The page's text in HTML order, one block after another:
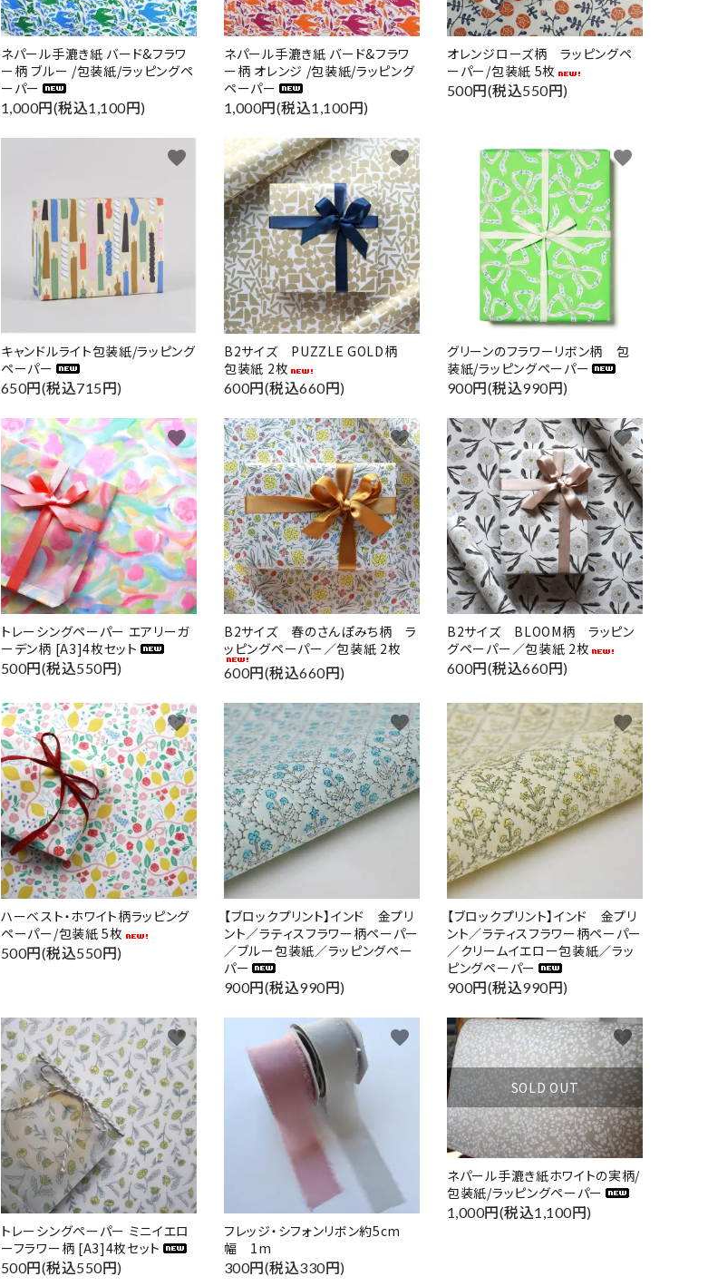
ネパール手漉き紙 バード&フラワ
ー柄 ブルー /包装紙/ラッピングペ
ーパー
1,000円(税込1,100円)
ネパール手漉き紙 バード&フラワ
ー柄 オレンジ /包装紙/ラッピング
ペーパー
1,000円(税込1,100円)
オレンジローズ柄 ラッピングペ
ーパー/包装紙 5枚
500円(税込550円)
キャンドルライト包装紙/ラッピング
ペーパー
650円(税込715円)
favorite
B2サイズ PUZZLE GOLD柄
包装紙 2枚
600円(税込660円)
favorite
グリーンのフラワーリボン柄 包
装紙/ラッピングペーパー
900円(税込990円)
favorite
トレーシングペーパー エアリーガ
ーデン柄 [A3]4枚セット
500円(税込550円)
favorite
B2サイズ 春のさんぽみち柄 ラ
ッピングペーパー／包装紙 2枚
600円(税込660円)
favorite
B2サイズ BLOOM柄 ラッピン
グペーパー／包装紙 2枚
600円(税込660円)
favorite
ハーベスト・ホワイト柄ラッピング
ペーパー/包装紙 5枚
500円(税込550円)
favorite
【ブロックプリント】インド 金プリ
ント／ラティスフラワー柄ペーパー
／ブルー包装紙／ラッピングペー
パー
900円(税込990円)
favorite
【ブロックプリント】インド 金プリ
ント／ラティスフラワー柄ペーパー
／クリームイエロー包装紙／ラッ
ピングペーパー
900円(税込990円)
favorite
トレーシングペーパー ミニイエロ
ーフラワー柄 [A3]4枚セット
500円(税込550円)
favorite
フレッジ・シフォンリボン約5cm
幅 1m
300円(税込330円)
favorite
SOLD OUT
ネパール手漉き紙ホワイトの実柄/
包装紙/ラッピングペーパー
1,000円(税込1,100円)
favorite